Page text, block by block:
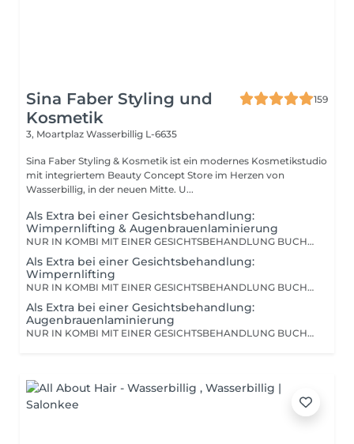
Sina Faber Styling und
Kosmetik
159
3, Moartplaz Wasserbillig L-6635
Sina Faber Styling & Kosmetik ist ein modernes Kosmetikstudio
mit integriertem Beauty Concept Store im Herzen von
Wasserbillig, in der neuen Mitte. U...
Als Extra bei einer Gesichtsbehandlung:
Wimpernlifting & Augenbrauenlaminierung
NUR IN KOMBI MIT EINER GESICHTSBEHANDLUNG BUCHBAR! Wenn dieses Extra dazugebucht wird,liften wir die Wimpern und die Augenbrauen während der Gesichtsbehandlung. Zur Erklärung: Der Preis ist günstiger, als bei einer Einzeldienstleistung, weil wir so wesentlich weniger zeitlichen Aufwand haben. Es gilt der selbe Preis, ob mit Farbe oder ohne.
Als Extra bei einer Gesichtsbehandlung:
Wimpernlifting
NUR IN KOMBI MIT EINER GESICHTSBEHANDLUNG BUCHBAR! Wenn dieses Extra dazugebucht wird, liften wir die Wimpern während der Gesichtsbehandlung. Zur Erklärung: Der Preis ist günstiger, als bei einer Einzeldienstleistung, weil wir so wesentlich weniger zeitlichen Aufwand haben. Es gilt der selbe Preis, ob mit Farbe oder ohne.
Als Extra bei einer Gesichtsbehandlung:
Augenbrauenlaminierung
NUR IN KOMBI MIT EINER GESICHTSBEHANDLUNG BUCHBAR! Wenn dieses Extra dazugebucht wird, liften wir die Augenbrauen während der Gesichtsbehandlung. Zur Erklärung: Der Preis ist günstiger, als bei einer Einzeldienstleistung, weil wir so wesentlich weniger zeitlichen Aufwand haben. Es gilt der selbe Preis, ob mit Farbe oder ohne.